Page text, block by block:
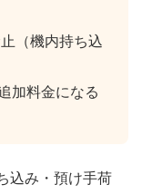
（機内持ち込
加料金になる
込み・預け手荷